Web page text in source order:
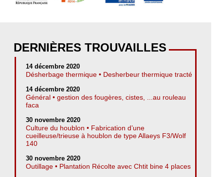
DERNIÈRES TROUVAILLES
14 décembre 2020
Désherbage thermique • Desherbeur thermique tracté
14 décembre 2020
Général • gestion des fougères, cistes, ...au rouleau
faca
30 novembre 2020
Culture du houblon • Fabrication d’une
cueilleuse/trieuse à houblon de type Allaeys F3/Wolf
140
30 novembre 2020
Outillage • Plantation Récolte avec Chtit bine 4 places